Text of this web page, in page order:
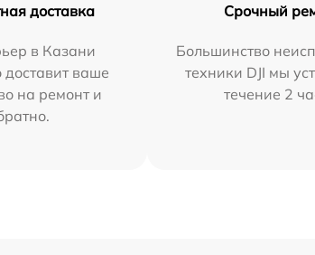
доставка
в Казани
доставит ваше
на ремонт и
Срочный
Большинство
техники DJI мы
течение 2